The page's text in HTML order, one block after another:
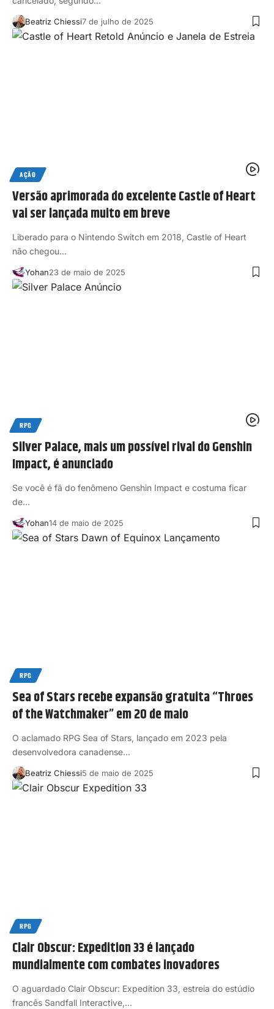
Beatriz Chiessi7 de julho de 2025
AÇÃO
Versão aprimorada do excelente Castle of Heart
vai ser lançada muito em breve
Liberado para o Nintendo Switch em 2018, Castle of Heart
não chegou…
Yohan23 de maio de 2025
RPG
Silver Palace, mais um possível rival do Genshin
Impact, é anunciado
Se você é fã do fenômeno Genshin Impact e costuma ficar
de…
Yohan14 de maio de 2025
RPG
Sea of Stars recebe expansão gratuita “Throes
of the Watchmaker” em 20 de maio
O aclamado RPG Sea of Stars, lançado em 2023 pela
desenvolvedora canadense…
Beatriz Chiessi5 de maio de 2025
RPG
Clair Obscur: Expedition 33 é lançado
mundialmente com combates inovadores
O aguardado Clair Obscur: Expedition 33, estreia do estúdio
francês Sandfall Interactive,…